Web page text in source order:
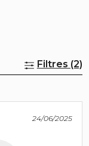
Filtres (2)
24/06/2025